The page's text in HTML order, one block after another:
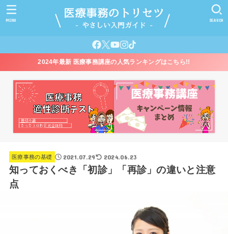
SEARCH
MENU
2024年最新 医療事務講座の人気ランキングはこちら!!
医療事務の基礎 2021.07.29 2024.06.23
知っておくべき「初診」「再診」の違いと注意
点